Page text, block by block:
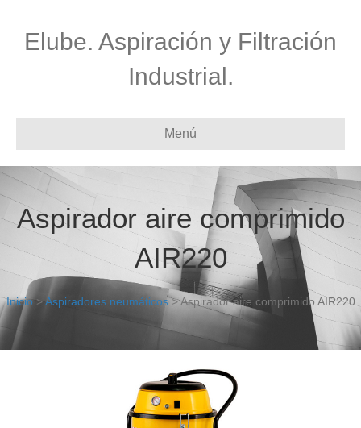
Elube. Aspiración y Filtración
Industrial.
Menú
Aspirador aire comprimido
AIR220
Inicio>Aspiradores neumáticos> Aspirador aire comprimido AIR220